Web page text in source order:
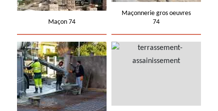
Maçon 74
Maçonnerie gros oeuvres
74